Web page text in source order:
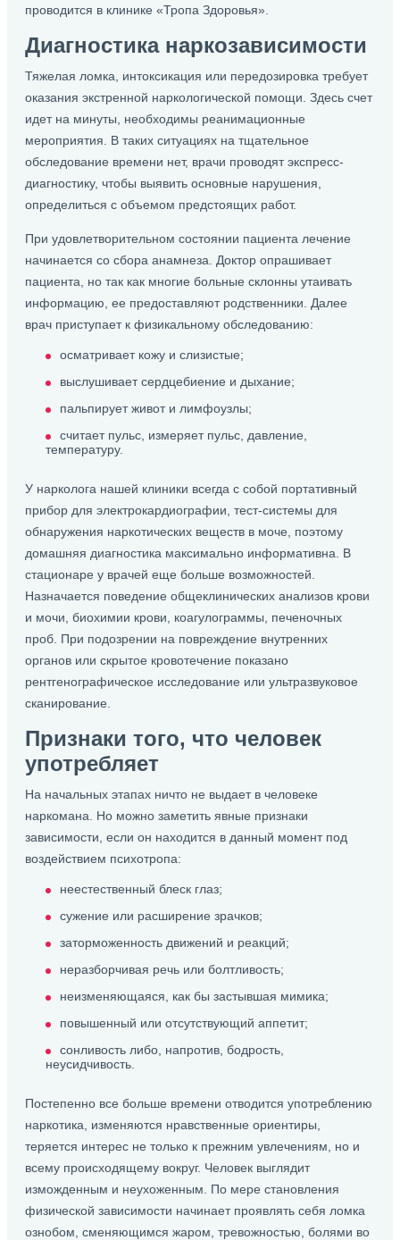
проводится в клинике «Тропа Здоровья».
Диагностика наркозависимости
Тяжелая ломка, интоксикация или передозировка требует
оказания экстренной наркологической помощи. Здесь счет
идет на минуты, необходимы реанимационные
мероприятия. В таких ситуациях на тщательное
обследование времени нет, врачи проводят экспресс-
диагностику, чтобы выявить основные нарушения,
определиться с объемом предстоящих работ.
При удовлетворительном состоянии пациента лечение
начинается со сбора анамнеза. Доктор опрашивает
пациента, но так как многие больные склонны утаивать
информацию, ее предоставляют родственники. Далее
врач приступает к физикальному обследованию:
осматривает кожу и слизистые;
выслушивает сердцебиение и дыхание;
пальпирует живот и лимфоузлы;
считает пульс, измеряет пульс, давление,
температуру.
У нарколога нашей клиники всегда с собой портативный
прибор для электрокардиографии, тест-системы для
обнаружения наркотических веществ в моче, поэтому
домашняя диагностика максимально информативна. В
стационаре у врачей еще больше возможностей.
Назначается поведение общеклинических анализов крови
и мочи, биохимии крови, коагулограммы, печеночных
проб. При подозрении на повреждение внутренних
органов или скрытое кровотечение показано
рентгенографическое исследование или ультразвуковое
сканирование.
Признаки того, что человек
употребляет
На начальных этапах ничто не выдает в человеке
наркомана. Но можно заметить явные признаки
зависимости, если он находится в данный момент под
воздействием психотропа:
неестественный блеск глаз;
сужение или расширение зрачков;
заторможенность движений и реакций;
неразборчивая речь или болтливость;
неизменяющаяся, как бы застывшая мимика;
повышенный или отсутствующий аппетит;
сонливость либо, напротив, бодрость,
неусидчивость.
Постепенно все больше времени отводится употреблению
наркотика, изменяются нравственные ориентиры,
теряется интерес не только к прежним увлечениям, но и
всему происходящему вокруг. Человек выглядит
изможденным и неухоженным. По мере становления
физической зависимости начинает проявлять себя ломка
ознобом, сменяющимся жаром, тревожностью, болями во